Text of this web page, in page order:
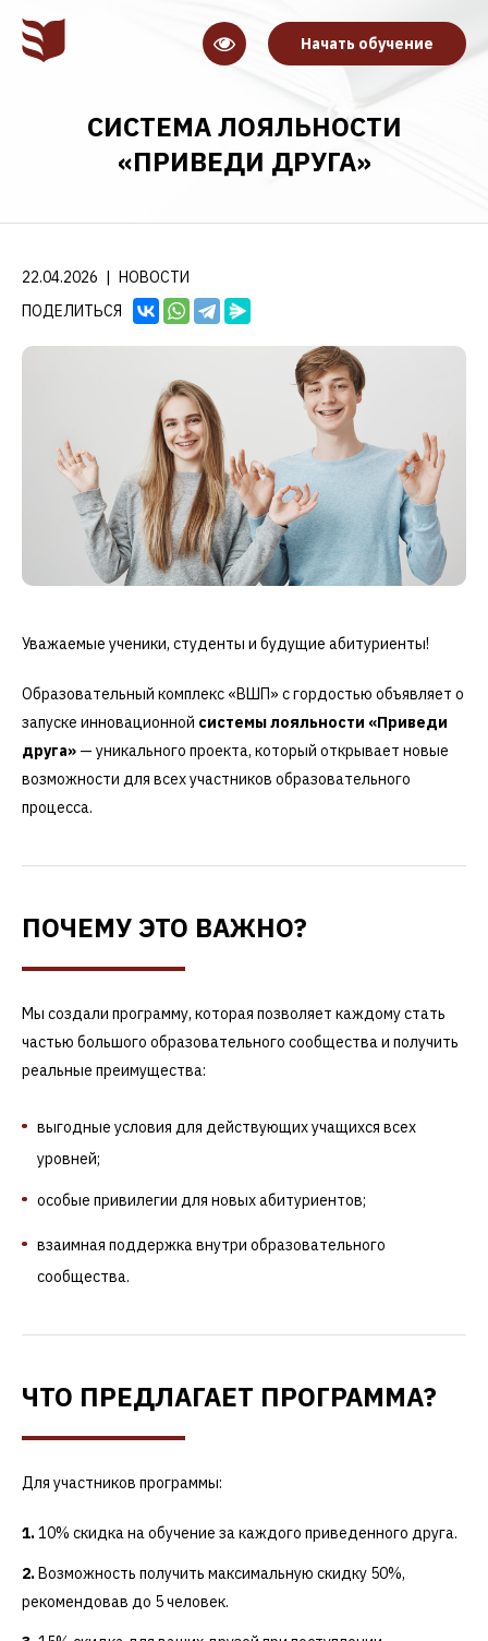
Начать обучение
СИСТЕМА ЛОЯЛЬНОСТИ
«ПРИВЕДИ ДРУГА»
22.04.2026 | НОВОСТИ
ПОДЕЛИТЬСЯ
Уважаемые ученики, студенты и будущие абитуриенты!
Образовательный комплекс «ВШП» с гордостью объявляет о
запуске инновационной системы лояльности «Приведи
друга» — уникального проекта, который открывает новые
возможности для всех участников образовательного
процесса.
ПОЧЕМУ ЭТО ВАЖНО?
Мы создали программу, которая позволяет каждому стать
частью большого образовательного сообщества и получить
реальные преимущества:
выгодные условия для действующих учащихся всех
уровней;
особые привилегии для новых абитуриентов;
взаимная поддержка внутри образовательного
сообщества.
ЧТО ПРЕДЛАГАЕТ ПРОГРАММА?
Для участников программы:
10% скидка на обучение за каждого приведенного друга.
Возможность получить максимальную скидку 50%,
рекомендовав до 5 человек.